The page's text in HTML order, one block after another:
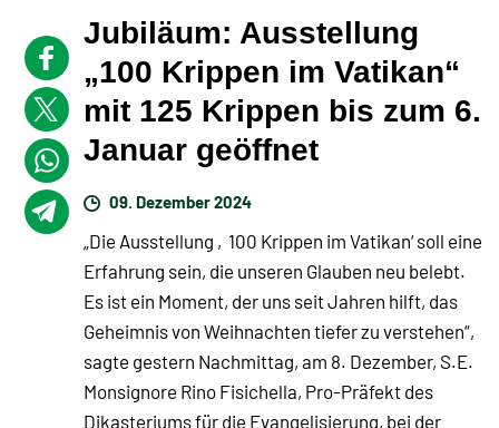
Jubiläum: Ausstellung
„100 Krippen im Vatikan“
mit 125 Krippen bis zum 6.
Januar geöffnet
09. Dezember 2024
„Die Ausstellung ‚100 Krippen im Vatikan‘ soll eine
Erfahrung sein, die unseren Glauben neu belebt.
Es ist ein Moment, der uns seit Jahren hilft, das
Geheimnis von Weihnachten tiefer zu verstehen“,
sagte gestern Nachmittag, am 8. Dezember, S.E.
Monsignore Rino Fisichella, Pro-Präfekt des
Dikasteriums für die Evangelisierung, bei der